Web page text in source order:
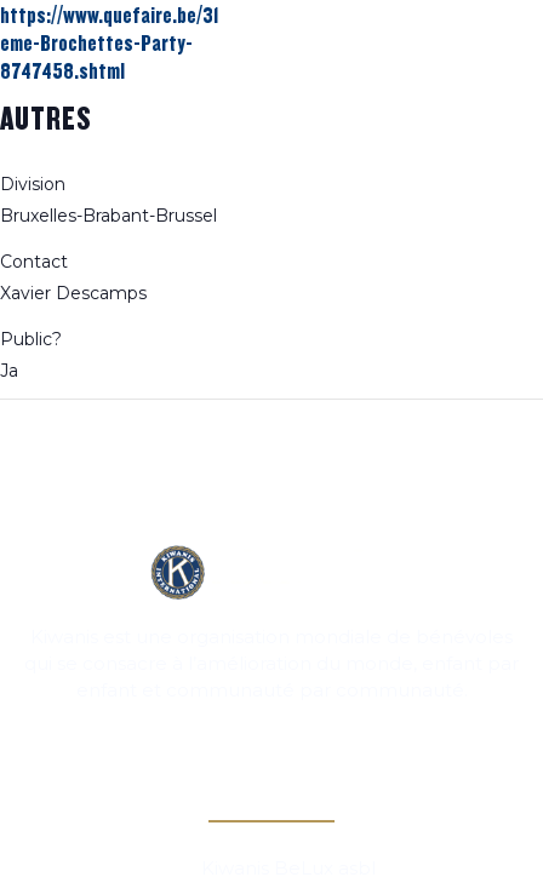
https://www.quefaire.be/31
eme-Brochettes-Party-
8747458.shtml
AUTRES
Division
Bruxelles-Brabant-Brussel
Contact
Xavier Descamps
Public?
Ja